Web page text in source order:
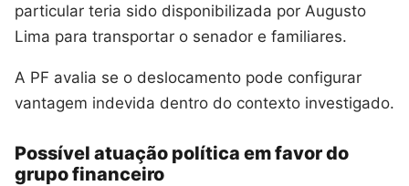
particular teria sido disponibilizada por Augusto
Lima para transportar o senador e familiares.
A PF avalia se o deslocamento pode configurar
vantagem indevida dentro do contexto investigado.
Possível atuação política em favor do
grupo financeiro